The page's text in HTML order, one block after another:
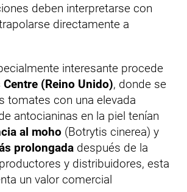
deben interpretarse con
directamente a
interesante procede
(Reino Unido), donde se
tomates con una elevada
antocianinas en la piel tenían
al moho (Botrytis cinerea) y
prolongada después de la
y distribuidores, esta
un valor comercial